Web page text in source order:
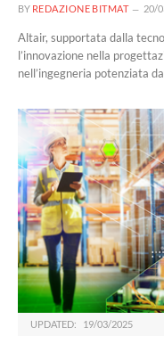
BY REDAZIONE BITMAT 20/
Altair, supportata dalla
l’innovazione nella
nell’ingegneria potenziata
UPDATED: 19/03/2025